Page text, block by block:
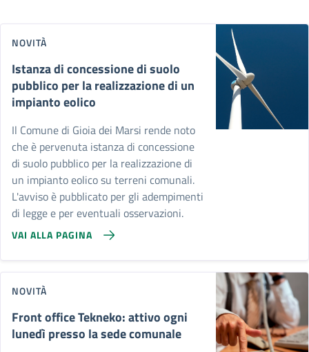
NOVITÀ
Istanza di concessione di suolo
pubblico per la realizzazione di un
impianto eolico
Il Comune di Gioia dei Marsi rende noto
che è pervenuta istanza di concessione
di suolo pubblico per la realizzazione di
un impianto eolico su terreni comunali.
L'avviso è pubblicato per gli adempimenti
di legge e per eventuali osservazioni.
VAI ALLA PAGINA
NOVITÀ
Front office Tekneko: attivo ogni
lunedì presso la sede comunale